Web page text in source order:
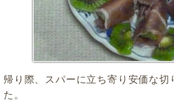
帰り際、スパーに立ち寄り安価な切
た。